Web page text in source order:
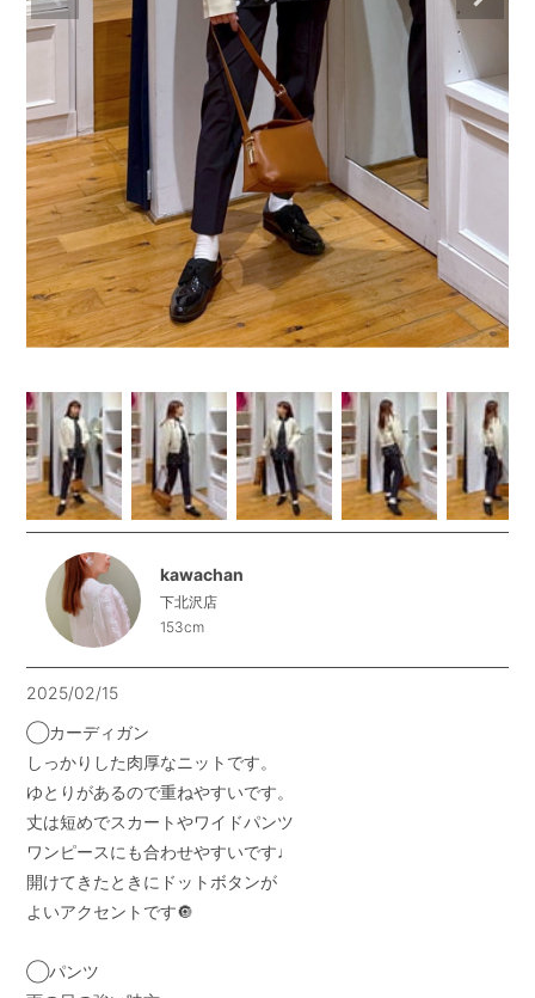
kawachan
下北沢店
153cm
2025/02/15
◯カーディガン
しっかりした肉厚なニットです。
ゆとりがあるので重ねやすいです。
丈は短めでスカートやワイドパンツ
ワンピースにも合わせやすいです♩
開けてきたときにドットボタンが
よいアクセントです🔘
◯パンツ